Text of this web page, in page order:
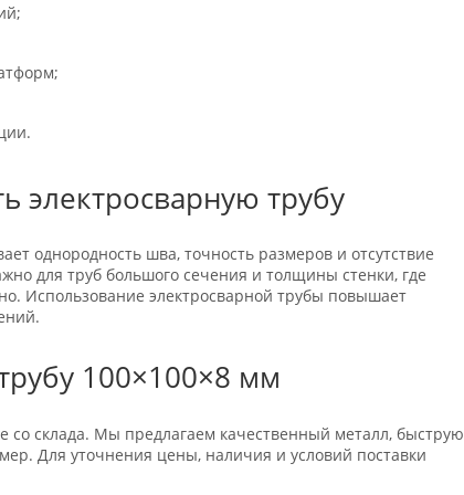
электросварную трубу
однородность шва, точность размеров и отсутствие
для труб большого сечения и толщины стенки, где
Использование электросварной трубы повышает
100×100×8 мм
со склада. Мы предлагаем качественный металл, быструю
Для уточнения цены, наличия и условий поставки